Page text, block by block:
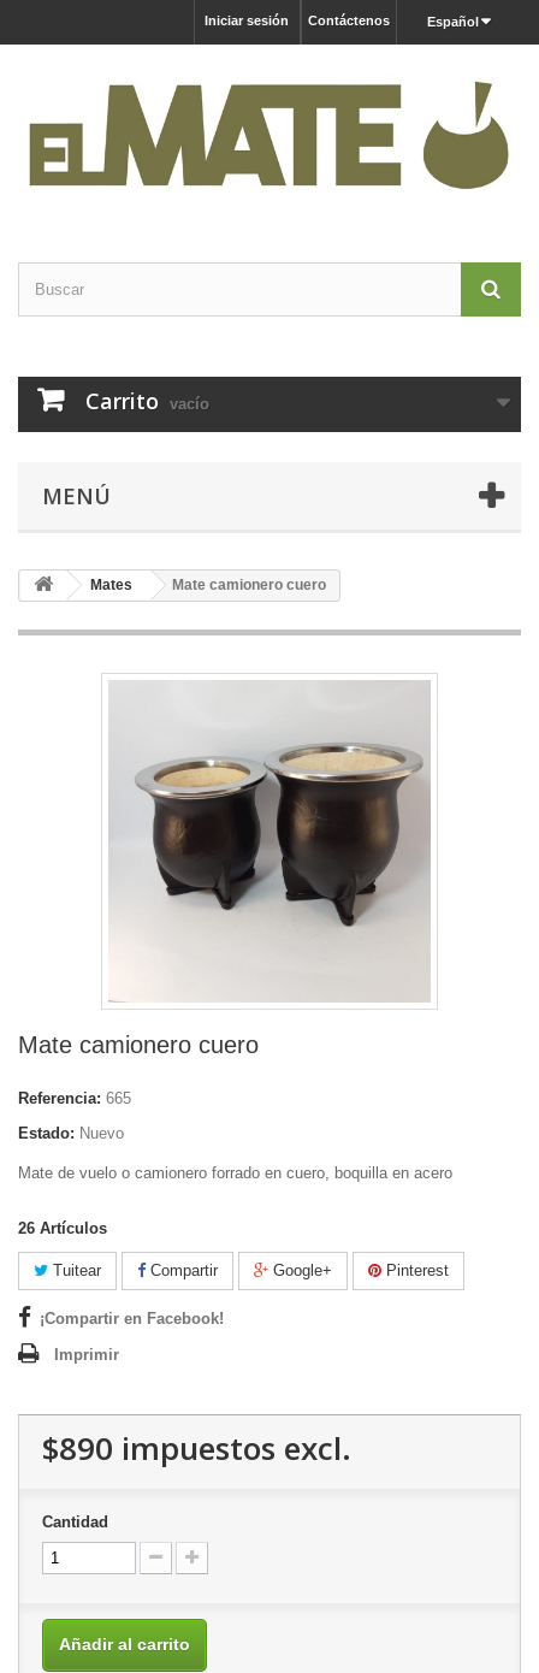
Español
Contáctenos
Iniciar sesión
Carrito vacío
MENÚ
Mates Mate camionero cuero
Mate camionero cuero
Referencia: 665
Estado: Nuevo
Mate de vuelo o camionero forrado en cuero, boquilla en acero
26 Artículos
Tuitear Compartir Google+ Pinterest
¡Compartir en Facebook!
Imprimir
$890 impuestos excl.
Cantidad
Añadir al carrito